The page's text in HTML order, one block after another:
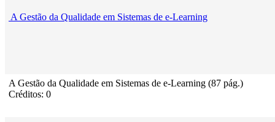
A Gestão da Qualidade em Sistemas de e-Learning
A Gestão da Qualidade em Sistemas de e-Learning (87 pág.)
Créditos: 0